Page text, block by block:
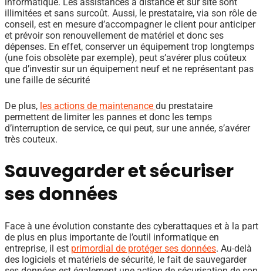
illimitées et sans surcoût. Aussi, le prestataire, via son rôle de
conseil, est en mesure d’accompagner le client pour anticiper
et prévoir son renouvellement de matériel et donc ses
dépenses. En effet, conserver un équipement trop longtemps
(une fois obsolète par exemple), peut s’avérer plus coûteux
que d’investir sur un équipement neuf et ne représentant pas
une faille de sécurité
De plus, les actions de maintenance du prestataire
permettent de limiter les pannes et donc les temps
d’interruption de service, ce qui peut, sur une année, s’avérer
très couteux.
Sauvegarder et sécuriser
ses données
Face à une évolution constante des cyberattaques et à la part
de plus en plus importante de l’outil informatique en
entreprise, il est primordial de protéger ses données. Au-delà
des logiciels et matériels de sécurité, le fait de sauvegarder